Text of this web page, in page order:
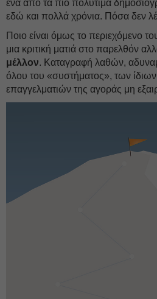
ένα από τα πιο πολύτιμα
εδώ και πολλά χρόνια. Πόσα δεν
Ποιο είναι όμως το περιεχόμενο
μια κριτική ματιά στο παρελθόν
μέλλον. Καταγραφή λαθών,
όλου του «συστήματος», των
επαγγελματιών της αγοράς μη